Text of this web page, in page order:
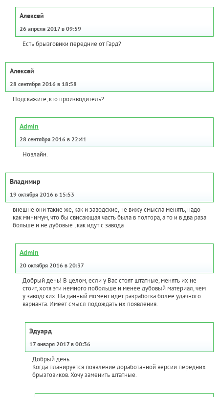
Алексей
26 апреля 2017 в 09:59
Есть брызговики передние от Гард?
Алексей
28 сентября 2016 в 18:58
Подскажите, кто производитель?
Admin
28 сентября 2016 в 22:41
Новлайн.
Владимир
19 октября 2016 в 15:53
внешне они такие же, как и заводские, не вижу смысла менять, надо
как минимум, что бы свисающая часть была в полтора, а то и в два раза
больше и не дубовые , как идут с завода
Admin
20 октября 2016 в 20:37
Добрый день! В целом, если у Вас стоят штатные, менять их не
стоит, хотя эти немного побольше и менее дубовый материал, чем
у заводских. На данный момент идет разработка более удачного
варианта. Имеет смысл подождать их появления.
Эдуард
17 января 2017 в 00:36
Добрый день.
Когда планируется появление доработанной версии передних
брызговиков. Хочу заменить штатные.